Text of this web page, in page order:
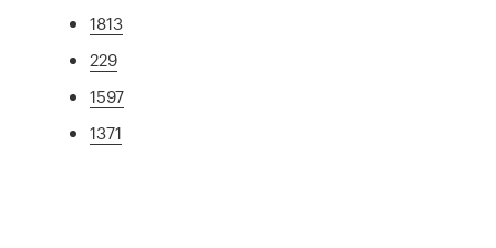
1813
229
1597
1371